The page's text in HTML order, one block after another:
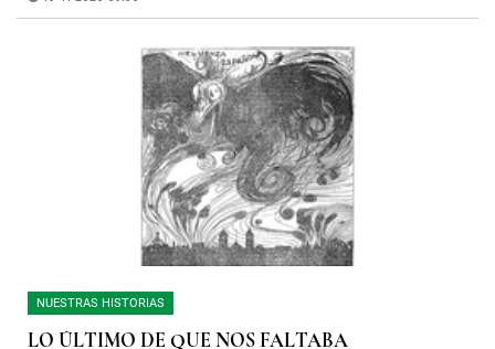
NUESTRAS HISTORIAS
LO ÚLTIMO DE QUE NOS FALTABA